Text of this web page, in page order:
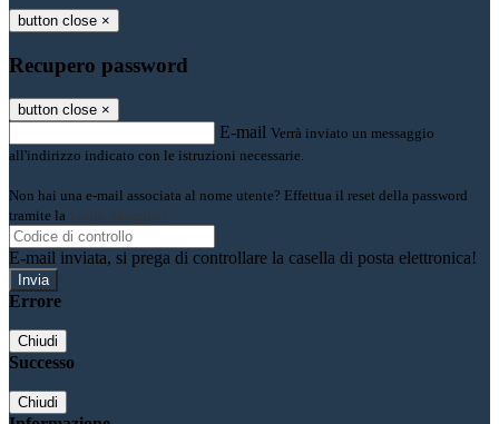
button close ×
Recupero password
button close ×
E-mail Verrà inviato un messaggio
all'indirizzo indicato con le istruzioni necessarie.
Non hai una e-mail associata al nome utente? Effettua il reset della password
tramite la Login Spaggiari
E-mail inviata, si prega di controllare la casella di posta elettronica!
Errore
Chiudi
Successo
Chiudi